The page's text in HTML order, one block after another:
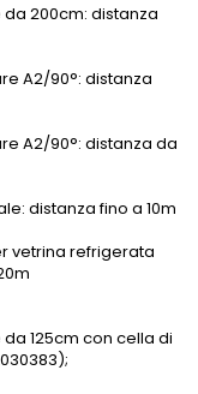
200cm: distanza
A2/90°: distanza
A2/90°: distanza da
distanza fino a 10m
vetrina refrigerata
125cm con cella di